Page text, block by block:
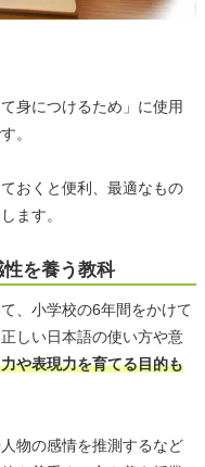
身につけるため」に使用
。
おくと便利、最適なもの
ます。
を養う教科
、小学校の6年間をかけて
しい日本語の使い方や意
や表現力を育てる目的も
物の感情を推測するなど